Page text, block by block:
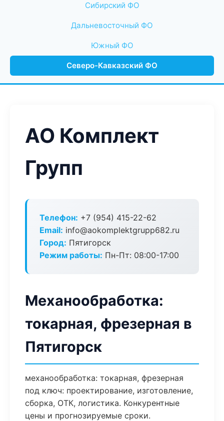
Сибирский ФО
Дальневосточный ФО
Южный ФО
Северо-Кавказский ФО
АО Комплект
Групп
Телефон: +7 (954) 415-22-62
Email: info@aokomplektgrupp682.ru
Город: Пятигорск
Режим работы: Пн-Пт: 08:00-17:00
Механообработка:
токарная, фрезерная в
Пятигорск
механообработка: токарная, фрезерная
под ключ: проектирование, изготовление,
сборка, ОТК, логистика. Конкурентные
цены и прогнозируемые сроки.